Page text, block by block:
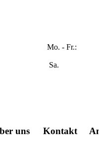
Uhr Mo. - Fr.:
Uhr Sa.
uns Kontakt